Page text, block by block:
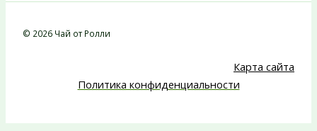
© 2026 Чай от Ролли
Карта сайта
Политика конфиденциальности